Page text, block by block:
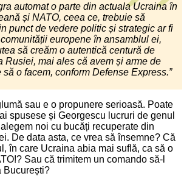
automat o parte din actuala Ucraina în
și NATO, ceea ce, trebuie să
punct de vedere politic și strategic ar fi
europene în ansamblul ei,
să creăm o autentică centură de
Rusiei, mai ales că avem și arme de
o facem, conform Defense Express.”
sau e o propunere serioasă. Poate
spusese și Georgescu lucruri de genul
noi cu bucăți recuperate din
De data asta, ce vrea să însemne? Că
în care Ucraina abia mai suflă, ca să o
Sau că trimitem un comando să-l
București?